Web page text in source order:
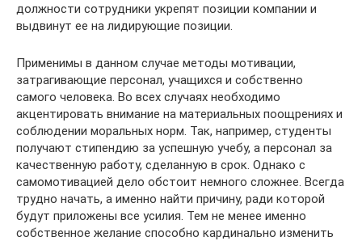
должности сотрудники укрепят позиции компании и
выдвинут ее на лидирующие позиции.
Применимы в данном случае методы мотивации,
затрагивающие персонал, учащихся и собственно
самого человека. Во всех случаях необходимо
акцентировать внимание на материальных поощрениях и
соблюдении моральных норм. Так, например, студенты
получают стипендию за успешную учебу, а персонал за
качественную работу, сделанную в срок. Однако с
самомотивацией дело обстоит немного сложнее. Всегда
трудно начать, а именно найти причину, ради которой
будут приложены все усилия. Тем не менее именно
собственное желание способно кардинально изменить